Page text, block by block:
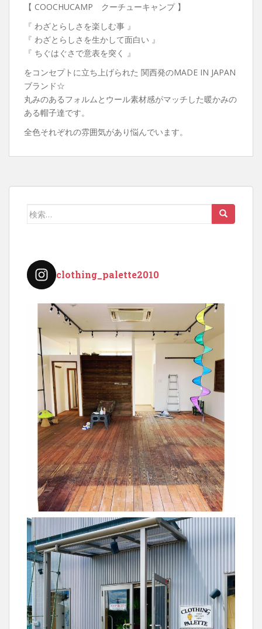
【 COOCHUCAMP クーチューキャンプ 】
『 わざとらしさを楽しむ事 』
『 わざとらしさを生かして面白い 』
『 ちぐはぐさで意表を突く 』
をコンセプトに立ち上げられた 関西発のMADE IN JAPAN
ブランド☆
丸みのあるフォルムとウール素材感がマッチした暖かみの
ある帽子達です。
全色それぞれの雰囲気があり悩んでいます。
検
clothing_palette2010